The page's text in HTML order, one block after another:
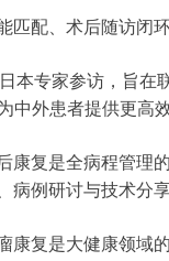
匹配、术后随访
本专家参访，旨
外患者提供更高
复是全病程管理
例研讨与技术分
复是大健康领